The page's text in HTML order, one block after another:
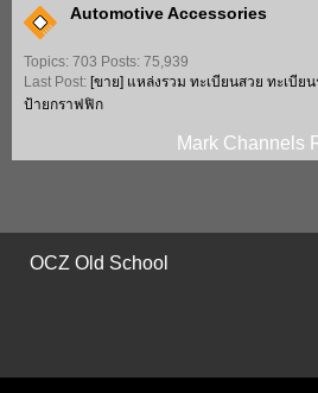
Automotive Accessories
Topics: 703 Posts: 75,939
Last Post: [ขาย] แหล่งรวม ทะเบียนสวย ทะเบีย
ป้ายกราฟฟิก
Mark Channels
OCZ Old School